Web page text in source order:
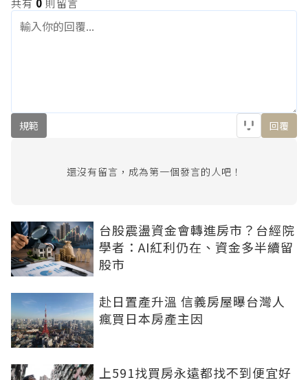
共有 0 則留言
規範 回覆
還沒有留言，成為第一個發言的人吧！
台股震盪資金會轉進房市？台經院
學者：AI紅利仍在、資金多半續留
股市
赴日置產升溫 信義房屋曝台灣人
瘋買日本房產主因
上591找買房永遠都找不到便宜好